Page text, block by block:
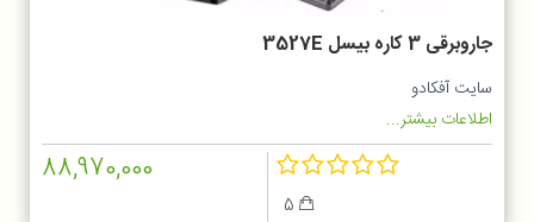
جاروبرقی 3 کاره بیسل 3527E
سایت آفکادو
اطلاعات بیشتر...
5
88,970,000